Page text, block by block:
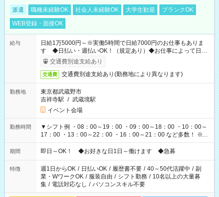
派遣 職種未経験OK 社会人未経験OK 大学生歓迎
ブランクOK
WEB登録・面接OK
給与
日給1万5000円～※実働5時間で日給7000円のお仕事もありま
す ◆日払い・週払いOK！（規定あり）◆お仕事によって日給
も異なります
交通費別途支給あり
交通費 交通費別途支給あり(勤務地により異なります)
勤務地
東京都武蔵野市
吉祥寺駅 / 武蔵境駅
イベント会場
勤務時間
▼シフト例 ・08：00～19：00 ・09：00～18：00 ・10：00～
17：00 ・13：00～22：00 ・16：00～21：00 など多数！ ※お
仕事により勤務時間が異なります
期間 即日～OK！ ◆お好きな日1日～働けます ◆急募
特徴 週1日からOK / 日払いOK / 履歴書不要 / 40～50代活躍中 / 副
業・WワークOK / 服装自由 / シフト勤務 / 10名以上の大量募
集 / 電話対応なし / パソコンスキル不要